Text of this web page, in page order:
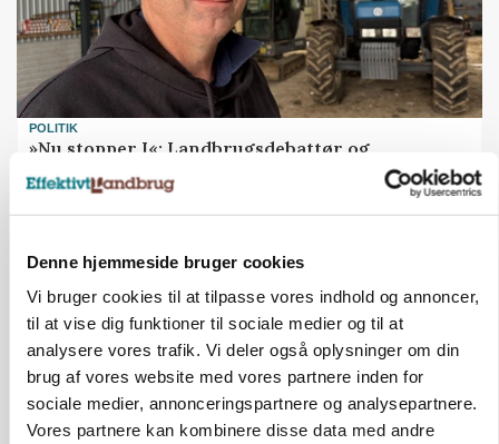
Denne hjemmeside bruger cookies
Vi bruger cookies til at tilpasse vores indhold og annoncer,
til at vise dig funktioner til sociale medier og til at
analysere vores trafik. Vi deler også oplysninger om din
brug af vores website med vores partnere inden for
sociale medier, annonceringspartnere og analysepartnere.
Vores partnere kan kombinere disse data med andre
POLITIK
»Nu stopper I«: Landbrugsdebattør og
protestgruppe vil demonstrere mod ny
gødskningslov